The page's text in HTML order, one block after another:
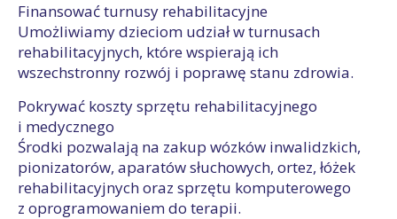
Finansować turnusy rehabilitacyjne
Umożliwiamy dzieciom udział w turnusach
rehabilitacyjnych, które wspierają ich
wszechstronny rozwój i poprawę stanu zdrowia.
Pokrywać koszty sprzętu rehabilitacyjnego
i medycznego
Środki pozwalają na zakup wózków inwalidzkich,
pionizatorów, aparatów słuchowych, ortez, łóżek
rehabilitacyjnych oraz sprzętu komputerowego
z oprogramowaniem do terapii.